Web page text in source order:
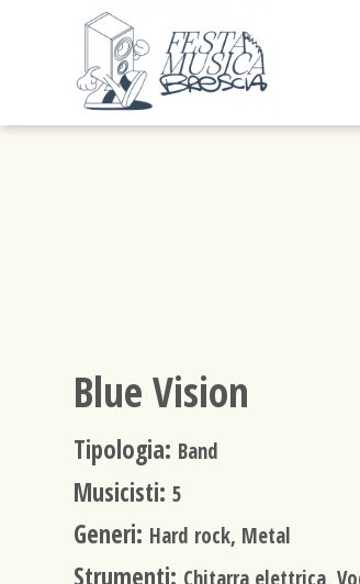
Blue Vision
Tipologia: Band
Musicisti: 5
Generi: Hard rock, Metal
Strumenti: Chitarra elettrica,